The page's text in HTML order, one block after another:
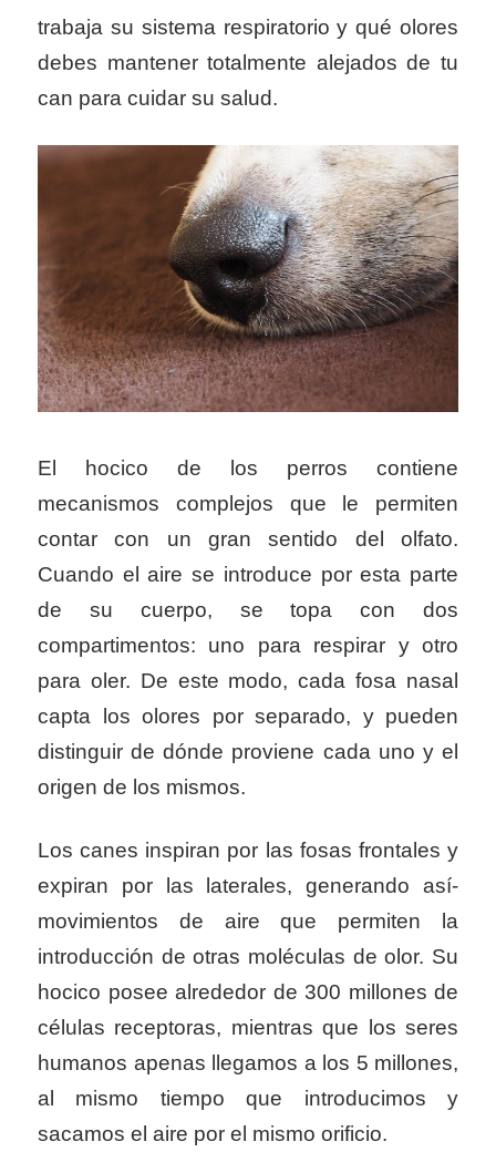
trabaja su sistema respiratorio y qué olores
debes mantener totalmente alejados de tu
can para cuidar su salud.
El hocico de los perros contiene
mecanismos complejos que le permiten
contar con un gran sentido del olfato.
Cuando el aire se introduce por esta parte
de su cuerpo, se topa con dos
compartimentos: uno para respirar y otro
para oler. De este modo, cada fosa nasal
capta los olores por separado, y pueden
distinguir de dónde proviene cada uno y el
origen de los mismos.
Los canes inspiran por las fosas frontales y
expiran por las laterales, generando así­
movimientos de aire que permiten la
introducción de otras moléculas de olor. Su
hocico posee alrededor de 300 millones de
células receptoras, mientras que los seres
humanos apenas llegamos a los 5 millones,
al mismo tiempo que introducimos y
sacamos el aire por el mismo orificio.